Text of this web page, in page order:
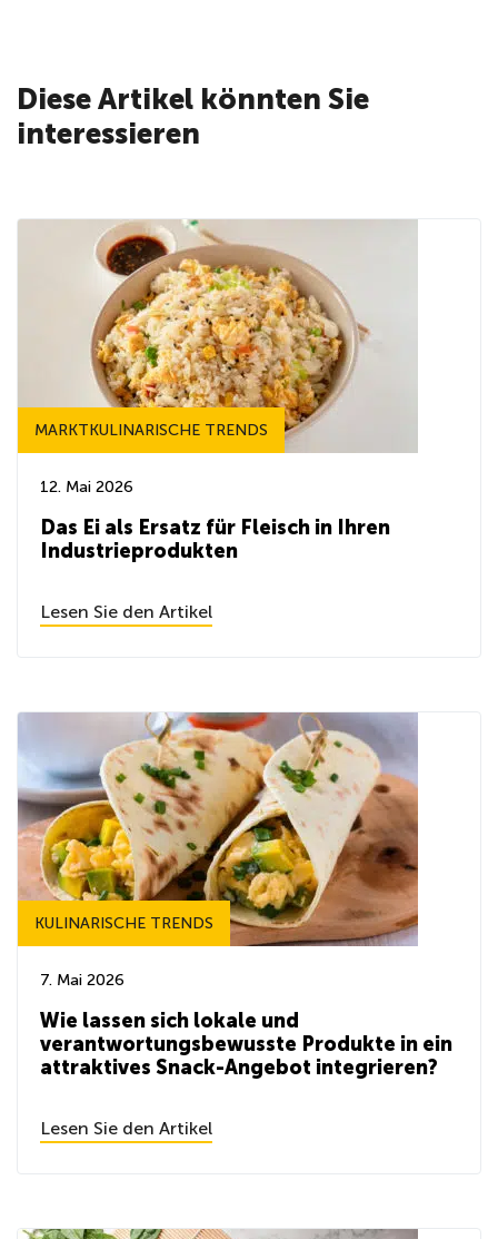
Diese Artikel könnten Sie
interessieren
MARKTKULINARISCHE TRENDS
12. Mai 2026
Das Ei als Ersatz für Fleisch in Ihren
Industrieprodukten
Lesen Sie den Artikel
KULINARISCHE TRENDS
7. Mai 2026
Wie lassen sich lokale und
verantwortungsbewusste Produkte in ein
attraktives Snack-Angebot integrieren?
Lesen Sie den Artikel